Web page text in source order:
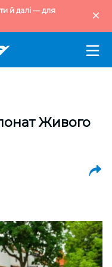
й далі — для
Живого